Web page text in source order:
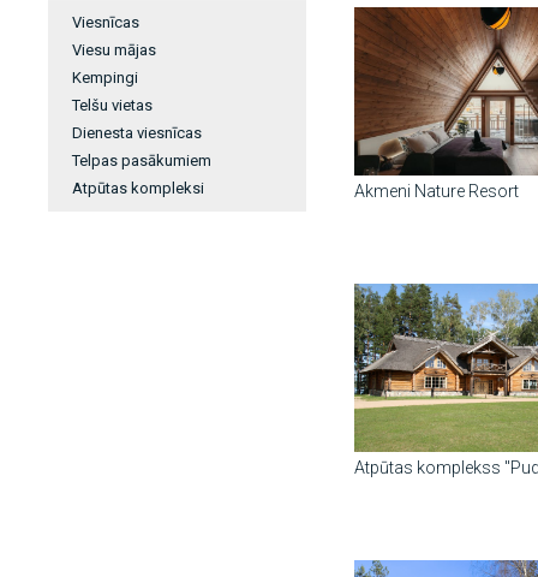
Viesnīcas
Viesu mājas
Kempingi
Telšu vietas
Dienesta viesnīcas
Telpas pasākumiem
Atpūtas kompleksi
Akmeni Nature Resort
Atpūtas komplekss